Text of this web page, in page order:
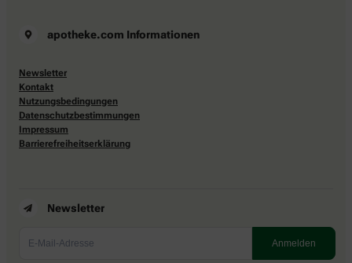
apotheke.com Informationen
Newsletter
Kontakt
Nutzungsbedingungen
Datenschutzbestimmungen
Impressum
Barrierefreiheitserklärung
Newsletter